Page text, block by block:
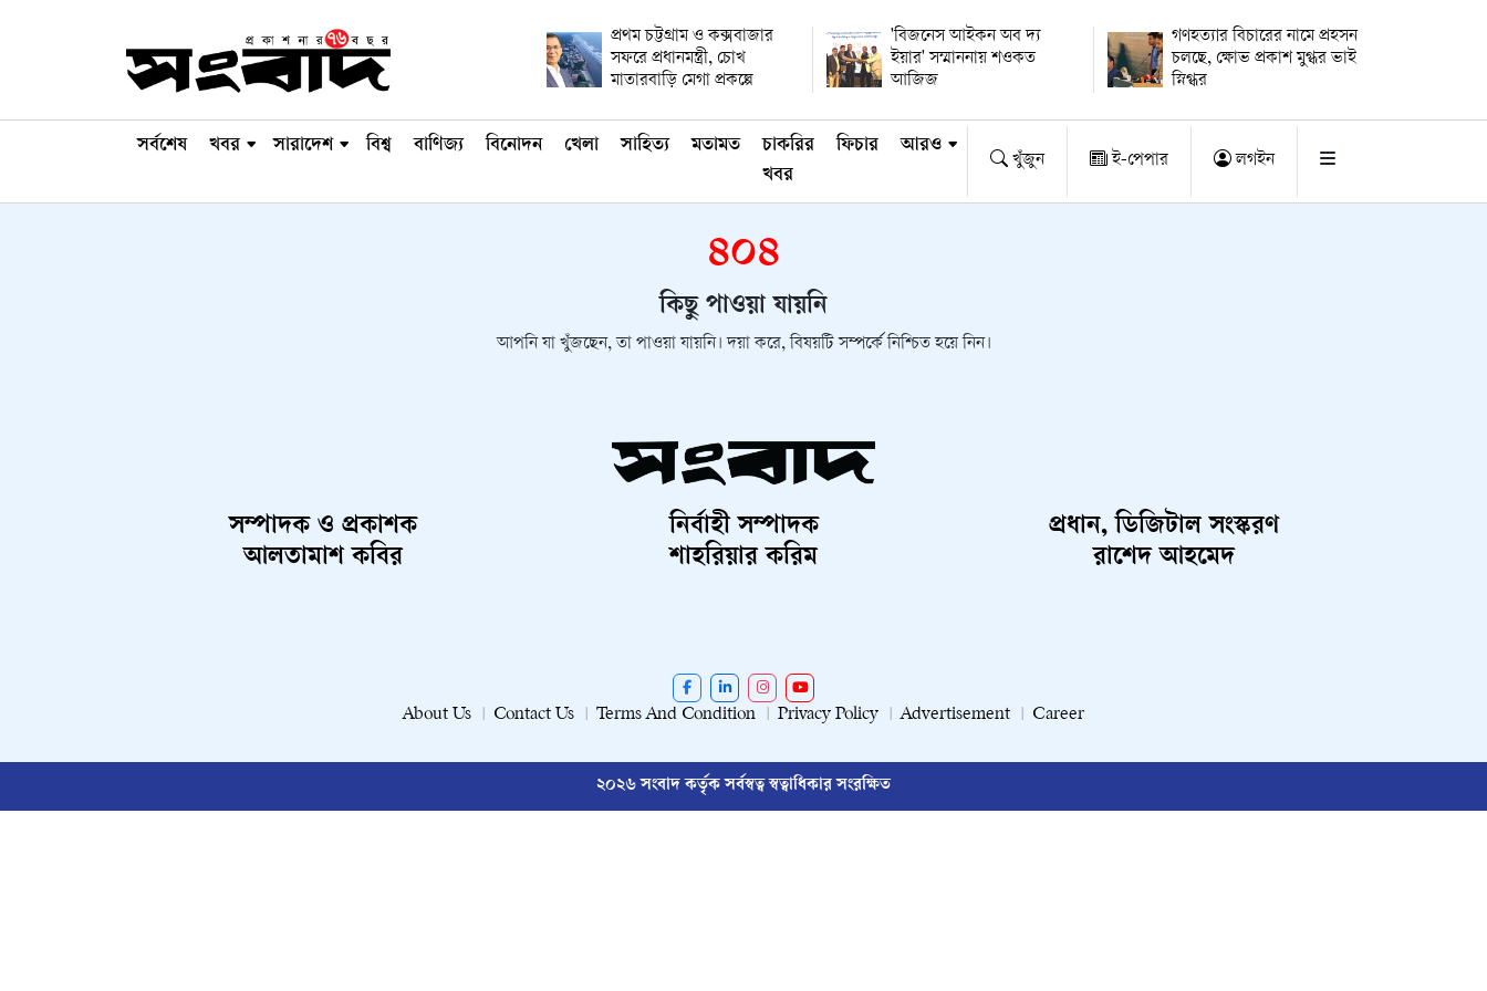
প্রথম চট্টগ্রাম ও কক্সবাজার
সফরে প্রধানমন্ত্রী, চোখ
মাতারবাড়ি মেগা প্রকল্পে
'বিজনেস আইকন অব দ্য
ইয়ার' সম্মাননায় শওকত
আজিজ
গণহত্যার বিচারের নামে প্রহসন
চলছে, ক্ষোভ প্রকাশ মুগ্ধর ভাই
স্নিগ্ধর
সর্বশেষ খবর সারাদেশ বিশ্ব বাণিজ্য বিনোদন খেলা সাহিত্য মতামত
চাকরির
খবর
ফিচার আরও
খুঁজুন ই-পেপার লগইন
৪০৪
কিছু পাওয়া যায়নি
আপনি যা খুঁজছেন, তা পাওয়া যায়নি। দয়া করে, বিষয়টি সম্পর্কে নিশ্চিত হয়ে নিন।
সম্পাদক ও প্রকাশক
আলতামাশ কবির
নির্বাহী সম্পাদক
শাহরিয়ার করিম
প্রধান, ডিজিটাল সংস্করণ
রাশেদ আহমেদ
About Us Contact Us Terms And Condition Privacy Policy Advertisement Career
২০২৬ সংবাদ কর্তৃক সর্বস্বত্ব স্বত্বাধিকার সংরক্ষিত